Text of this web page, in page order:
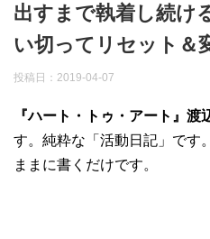
出すまで執着し続
い切ってリセット＆
投稿日： 2019-04-07
『ハート・トゥ・アート』渡
す。純粋な「活動日記」です
ままに書くだけです。